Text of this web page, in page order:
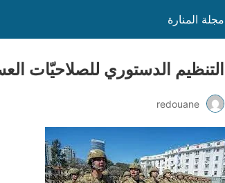
مجلة المنارة
التنظيم الدستوري للصلاحيّات
redouane